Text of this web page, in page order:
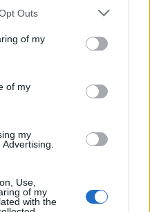
uses one or more Google
You may click to
and its third-party tags to
purposes in below Google
Outs
of my
of my
my
Use,
of my
with the